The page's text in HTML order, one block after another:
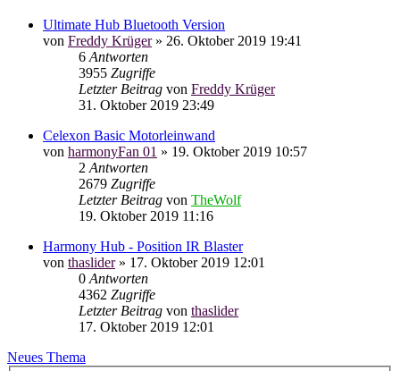
Ultimate Hub Bluetooth Version
von Freddy Krüger» 26. Oktober 2019 19:41
6 Antworten
3955 Zugriffe
Letzter Beitrag von Freddy Krüger
31. Oktober 2019 23:49
Celexon Basic Motorleinwand
von harmonyFan 01 » 19. Oktober 2019 10:57
2 Antworten
2679 Zugriffe
Letzter Beitrag von TheWolf
19. Oktober 2019 11:16
Harmony Hub - Position IR Blaster
von thaslider» 17. Oktober 2019 12:01
0 Antworten
4362 Zugriffe
Letzter Beitrag von thaslider
17. Oktober 2019 12:01
Neues Thema